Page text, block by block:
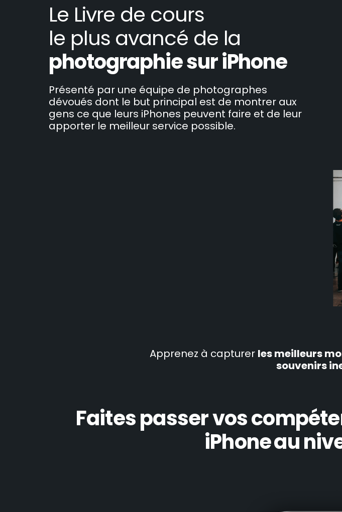
Le Livre de cours
le plus avancé de la
photographie sur iPhone
Présenté par une équipe de photographes
dévoués dont le but principal est de montrer aux
gens ce que leurs iPhones peuvent faire et de leur
apporter le meilleur service possible.
Apprenez à capturer les meilleurs
souvenirs
Faites passer vos
iPhoneau